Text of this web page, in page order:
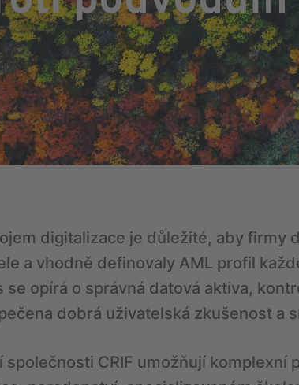
digitalizace je důležité, aby firmy
a vhodně definovaly AML profil
se opírá o správná datová aktiva,
dobrá uživatelská zkušenost a
společnosti CRIF umožňují